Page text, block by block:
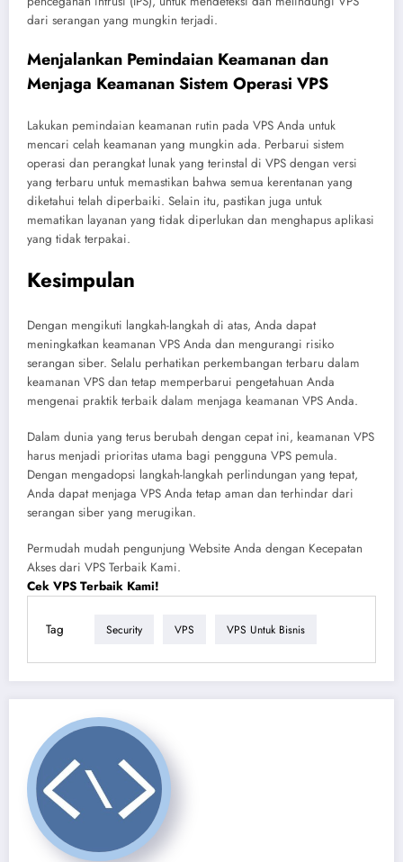
dari serangan yang mungkin terjadi.
Menjalankan Pemindaian Keamanan dan
Menjaga Keamanan Sistem Operasi VPS
Lakukan pemindaian keamanan rutin pada VPS Anda untuk
mencari celah keamanan yang mungkin ada. Perbarui sistem
operasi dan perangkat lunak yang terinstal di VPS dengan versi
yang terbaru untuk memastikan bahwa semua kerentanan yang
diketahui telah diperbaiki. Selain itu, pastikan juga untuk
mematikan layanan yang tidak diperlukan dan menghapus aplikasi
yang tidak terpakai.
Kesimpulan
Dengan mengikuti langkah-langkah di atas, Anda dapat
meningkatkan keamanan VPS Anda dan mengurangi risiko
serangan siber. Selalu perhatikan perkembangan terbaru dalam
keamanan VPS dan tetap memperbarui pengetahuan Anda
mengenai praktik terbaik dalam menjaga keamanan VPS Anda.
Dalam dunia yang terus berubah dengan cepat ini, keamanan VPS
harus menjadi prioritas utama bagi pengguna VPS pemula.
Dengan mengadopsi langkah-langkah perlindungan yang tepat,
Anda dapat menjaga VPS Anda tetap aman dan terhindar dari
serangan siber yang merugikan.
Permudah mudah pengunjung Website Anda dengan Kecepatan
Akses dari VPS Terbaik Kami.
Cek VPS Terbaik Kami!
Tag Security VPS VPS Untuk Bisnis